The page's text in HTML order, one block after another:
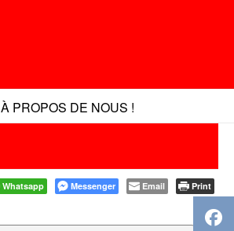
À PROPOS DE NOUS !
Whatsapp Messenger Email Print